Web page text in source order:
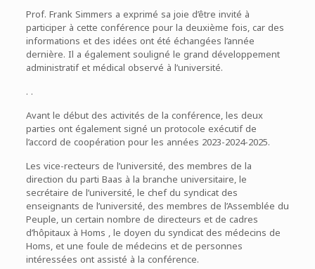
Prof. Frank Simmers a exprimé sa joie d’être invité à
participer à cette conférence pour la deuxième fois, car des
informations et des idées ont été échangées l’année
dernière. Il a également souligné le grand développement
administratif et médical observé à l’université.
. .
Avant le début des activités de la conférence, les deux
parties ont également signé un protocole exécutif de
l’accord de coopération pour les années 2023-2024-2025.
Les vice-recteurs de l’université, des membres de la
direction du parti Baas à la branche universitaire, le
secrétaire de l’université, le chef du syndicat des
enseignants de l’université, des membres de l’Assemblée du
Peuple, un certain nombre de directeurs et de cadres
d’hôpitaux à Homs , le doyen du syndicat des médecins de
Homs, et une foule de médecins et de personnes
intéressées ont assisté à la conférence.